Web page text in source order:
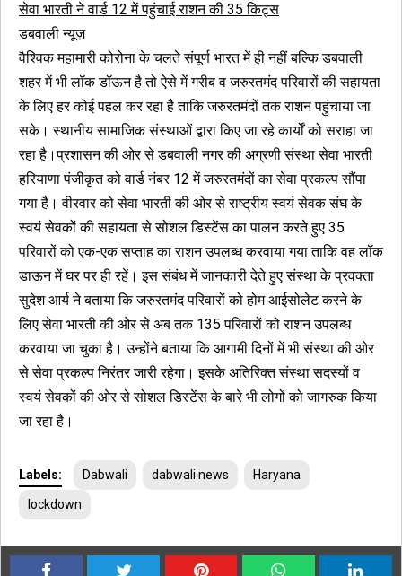
सेवा भारती ने वार्ड 12 में पहुंचाई राशन की 35 किट्स
डबवाली न्यूज़
वैश्विक महामारी कोरोना के चलते संपूर्ण भारत में ही नहीं बल्कि डबवाली
शहर में भी लॉक डॉऊन है तो ऐसे में गरीब व जरुरतमंद परिवारों की सहायता
के लिए हर कोई पहल कर रहा है ताकि जरुरतमंदों तक राशन पहुंचाया जा
सके। स्थानीय सामाजिक संस्थाओं द्वारा किए जा रहे कार्यों को सराहा जा
रहा है।प्रशासन की ओर से डबवाली नगर की अग्रणी संस्था सेवा भारती
हरियाणा पंजीकृत को वार्ड नंबर 12 में जरुरतमंदों का सेवा प्रकल्प सौंपा
गया है। वीरवार को सेवा भारती की ओर से राष्ट्रीय स्वयं सेवक संघ के
स्वयं सेवकों की सहायता से सोशल डिस्टेंस का पालन करते हुए 35
परिवारों को एक-एक सप्ताह का राशन उपलब्ध करवाया गया ताकि वह लॉक
डाऊन में घर पर ही रहें। इस संबंध में जानकारी देते हुए संस्था के प्रवक्ता
सुदेश आर्य ने बताया कि जरुरतमंद परिवारों को होम आईसोलेट करने के
लिए सेवा भारती की ओर से अब तक 135 परिवारों को राशन उपलब्ध
करवाया जा चुका है। उन्होंने बताया कि आगामी दिनों में भी संस्था की ओर
से सेवा प्रकल्प निरंतर जारी रहेगा। इसके अतिरिक्त संस्था सदस्यों व
स्वयं सेवकों की ओर से सोशल डिस्टेंस के बारे भी लोगों को जागरुक किया
जा रहा है।
Labels: Dabwali dabwali news Haryana
lockdown